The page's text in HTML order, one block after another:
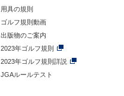
用具の規則
ゴルフ規則動画
出版物のご案内
2023年ゴルフ規則
2023年ゴルフ規則詳説
JGAルールテスト